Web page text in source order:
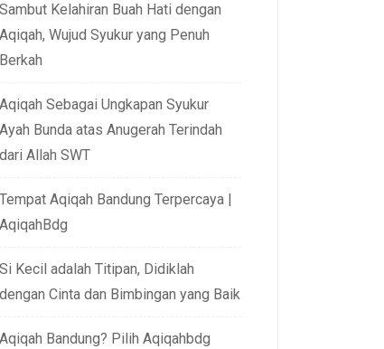
Sambut Kelahiran Buah Hati dengan
Aqiqah, Wujud Syukur yang Penuh
Berkah
Aqiqah Sebagai Ungkapan Syukur
Ayah Bunda atas Anugerah Terindah
dari Allah SWT
Tempat Aqiqah Bandung Terpercaya |
AqiqahBdg
Si Kecil adalah Titipan, Didiklah
dengan Cinta dan Bimbingan yang Baik
Aqiqah Bandung? Pilih Aqiqahbdg